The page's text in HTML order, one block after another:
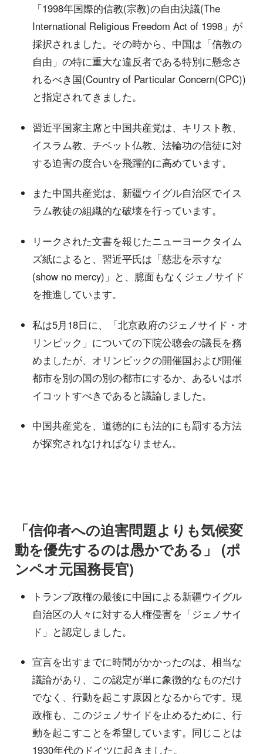
「1998年国際的信教(宗教)の自由決議(The
International Religious Freedom Act of 1998」が
採択されました。その時から、中国は「信教の
自由」の特に重大な違反者である特別に懸念さ
れるべき国(Country of Particular Concern(CPC))
と指定されてきました。
習近平国家主席と中国共産党は、キリスト教、
イスラム教、チベット仏教、法輪功の信徒に対
する迫害の度合いを飛躍的に高めています。
また中国共産党は、新疆ウイグル自治区でイス
ラム教徒の組織的な破壊を行っています。
リークされた文書を報じたニューヨークタイム
ズ紙によると、習近平氏は「慈悲を示すな
(show no mercy)」と、臆面もなくジェノサイド
を推進しています。
私は5月18日に、「北京政府のジェノサイド・オ
リンピック」についての下院公聴会の議長を務
めましたが、オリンピックの開催国および開催
都市を別の国の別の都市にするか、あるいはボ
イコットすべきであると議論しました。
中国共産党を、道徳的にも法的にも罰する方法
が探究されなければなりません。
「信仰者への迫害問題よりも気候変
動を優先するのは愚かである」 (ポ
ンペオ元国務長官)
トランプ政権の最後に中国による新疆ウイグル
自治区の人々に対する人権侵害を「ジェノサイ
ド」と認定しました。
宣言を出すまでに時間がかかったのは、相当な
議論があり、この認定が単に象徴的なものだけ
でなく、行動を起こす原因となるからです。現
政権も、このジェノサイドを止めるために、行
動を起こすことを希望しています。同じことは
1930年代のドイツに起きました。